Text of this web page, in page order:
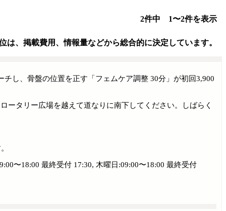
2件中 1〜2件を表示
は、掲載費用、情報量などから総合的に決定しています。
し、骨盤の位置を正す「フェムケア調整 30分」が初回3,900
タリー広場を越えて道なりに南下してください。しばらく
〜18:00 最終受付 17:30, 木曜日:09:00〜18:00 最終受付